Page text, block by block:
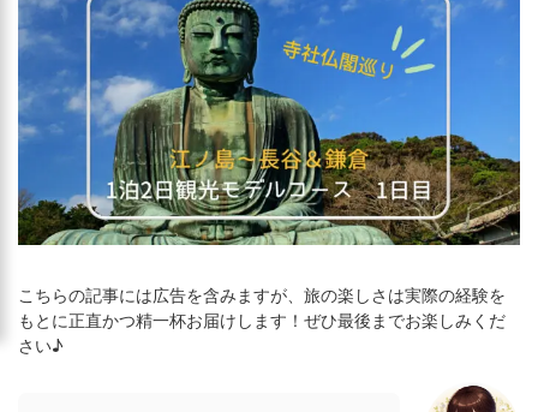
こちらの記事には広告を含みますが、旅の楽しさは実際の経験を
もとに正直かつ精一杯お届けします！ぜひ最後までお楽しみくだ
さい♪